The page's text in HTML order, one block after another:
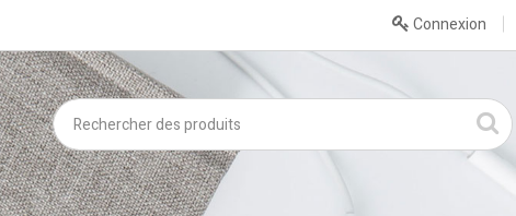
Connexion